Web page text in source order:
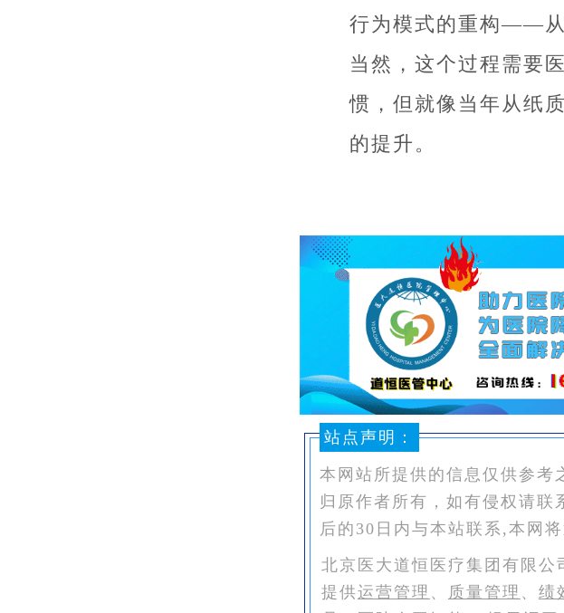
行为模式的重构——从
当然，这个过程需要
惯，但就像当年从纸
的提升。
站点声明：
本网站所提供的信息仅供参考
归原作者所有，如有侵权请
后的30日内与本站联系,本网
北京医大道恒医疗集团有限
提供运营管理 、 质量管理 、 绩